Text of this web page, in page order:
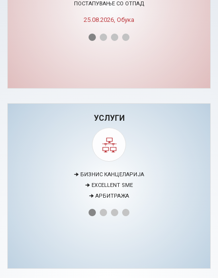
УСЛУГИ
🠊 МЕДИЈАЦИЈА
🠊 ПРОЕКТИ
🠊 ЦЕНТАР ЗА ЕДУКАЦИЈА И РАЗВОЈ НА ЧОВЕЧКИ РЕСУРСИ